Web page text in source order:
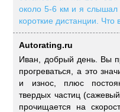
около 5-6 км и я слышал
короткие дистанции.
Autorating.ru
Иван, добрый день. Вы
прогреваться, а это
и износ, плюс
твердых частиц
прочищается на